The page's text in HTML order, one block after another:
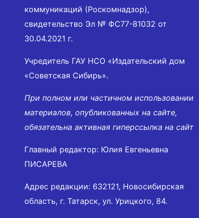
коммуникаций (Роскомнадзор),
свидетельство Эл № ФС77-81032 от
30.04.2021 г.
Учредитель ГАУ НСО «Издательский дом
«Советская Сибирь».
При полном или частичном использовании
материалов, опубликованных на сайте,
обязательна активная гиперссылка на сайт
Главный редактор: Юлия Евгеньевна
ПИСАРЕВА
Адрес редакции: 632121, Новосибирская
область, г. Татарск, ул. Урицкого, 84.